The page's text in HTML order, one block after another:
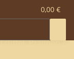
0,00 €